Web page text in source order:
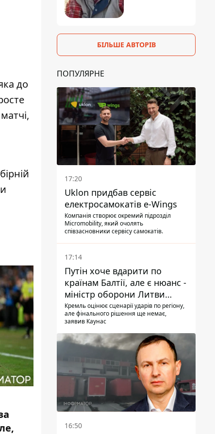
до
БІЛЬШЕ АВТОРІВ
ПОПУЛЯРНЕ
17:20
Uklon придбав сервіс
електросамокатів e-Wings
Компанія створює окремий підрозділ
Micromobility, який очолять
співзасновники сервісу самокатів.
17:14
Путін хоче вдарити по
країнам Балтії, але є нюанс -
міністр оборони Литви
зробив заяву
Кремль оцінює сценарії ударів по регіону,
але фінального рішення ще немає,
заявив Каунас
16:50